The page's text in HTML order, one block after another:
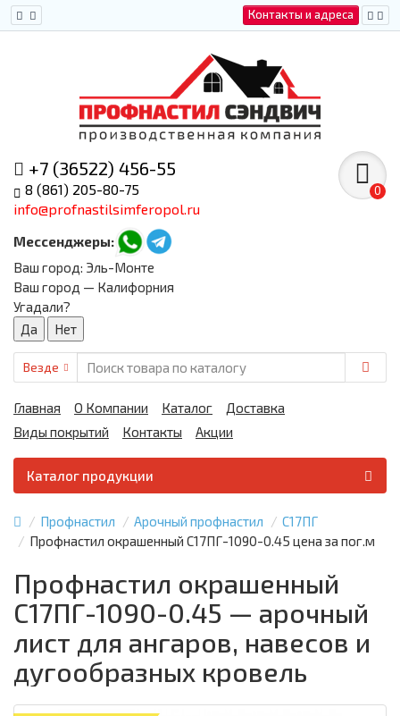
Контакты и адреса
+7 (36522) 456-55
8 (861) 205-80-75
info@profnastilsimferopol.ru
Мессенджеры:
0
Ваш город: Эль-Монте
Ваш город — Калифорния
Угадали?
Везде
Главная О Компании Каталог
Доставка
Виды покрытий
Контакты Акции
Каталог продукции
Профнастил Арочный профнастил
С17ПГ
Профнастил окрашенный С17ПГ-1090-0.45 цена за пог.м
Профнастил окрашенный
С17ПГ-1090-0.45 — арочный
лист для ангаров, навесов и
дугообразных кровель